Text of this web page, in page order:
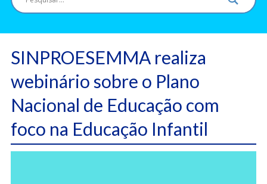
SINPROESEMMA realiza
webinário sobre o Plano
Nacional de Educação com
foco na Educação Infantil